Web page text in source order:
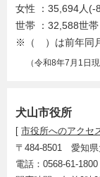
犬山市役所
[ 市役所へのアクセ
〒484-8501 愛知県
電話：0568-61-1800
女性 ：35,694人(-
世帯 ：32,588世
※（ ）は前年同
（令和8年7月1日現